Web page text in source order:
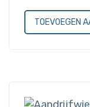
TOEVOEGEN